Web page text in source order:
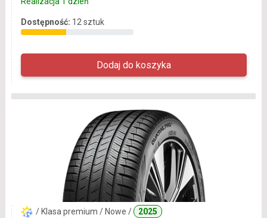
Dostępność: 12 sztuk
/ Klasa premium / Nowe / 2025